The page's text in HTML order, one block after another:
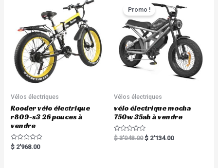
Vélos électriques
Rooder vélo électrique
r809-s3 26 pouces à
vendre
Rated
0
$ 2'968.00
Promo !
Vélos électriques
vélo électrique mocha
750w 35ah à vendre
Rated
0
$3'048.00 $ 2'134.00